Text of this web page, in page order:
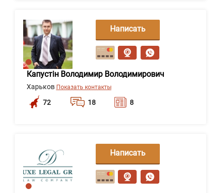
Капустін Володимир Володимирович
Харьков Показать контакты
72 18 8
Написать
сообщение
Написать
сообщение